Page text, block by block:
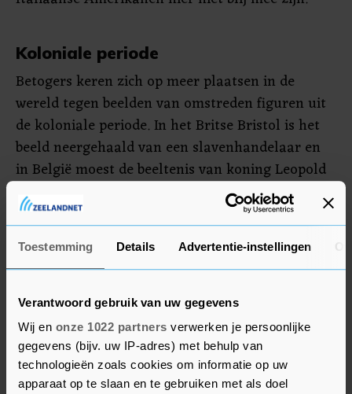
Toestemming Details Advertentie-instellingen
Verantwoord gebruik van uw gegevens
Wij en onze 1022 partners verwerken je persoonlijke
gegevens (bijv. uw IP-adres) met behulp van
technologieën zoals cookies om informatie op uw
apparaat op te slaan en te gebruiken met als doel
Koloniale periode
Betogers keren zich op meer plaatsen in de
wereld tegen beelden van omstreden figuren uit
de koloniale periode. In het Britse Bristol is het
beeld neergehaald van een slavenhandelaar en
in België moest de beeltenis van koning Leopold
II het ontgelden. Hij wordt verantwoordelijk
gehouden voor een schrikbewind in Congo.
In de VS zijn op meerdere plaatsen beelden van
Columbus gevandaliseerd, waaronder ook het
beeld in Grant Park. Burgemeester Lightfoot had
eerder nog gezegd die beeltenis van Colombus te
willen laten staan. De gemeente heeft inmiddels
ook een ander beeld van Columbus weggehaald.